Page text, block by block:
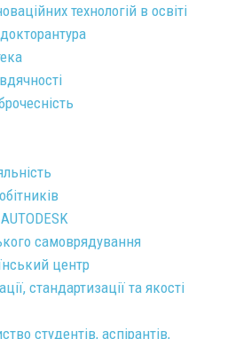
технологій в освіті
самоврядування
центр
стандартизації та якості
студентів, аспірантів,